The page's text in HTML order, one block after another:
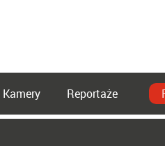
Kamery Reportaże